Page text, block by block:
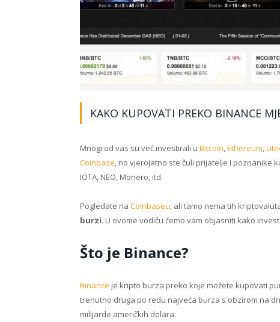
KAKO KUPOVATI PREKO BINANCE
Mnogi od vas su već investirali u Bitcoin,Ethereum,
Coinbase, no vjerojatno ste čuli prijatelje i poznanike
IOTA, NEO, Monero, itd.
Pogledate na Coinbaseu, ali tamo nema tih
burzi. U ovome vodiču ćemo vam objasniti kako
Što je Binance?
Binance je kripto burza preko koje možete kupovati
trenutno druga po redu najveća burza s obzirom na
milijarde američkih dolara.